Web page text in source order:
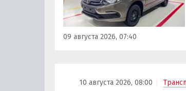
получила тросовый привод,
иной механизм переключения
и главную пару с
передаточным числом 3,9
09 августа 2026, 07:40
10 августа 2026, 08:00